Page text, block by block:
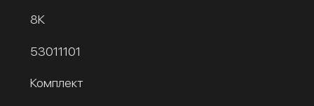
8К
53011101
Комплект